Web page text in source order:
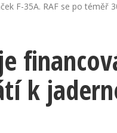
F-35A. RAF se po téměř
k